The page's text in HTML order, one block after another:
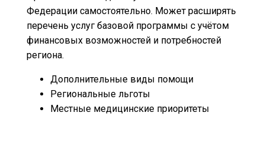
Федерации самостоятельно. Может расширять
перечень услуг базовой программы с учётом
финансовых возможностей и потребностей
региона.
Дополнительные виды помощи
Региональные льготы
Местные медицинские приоритеты